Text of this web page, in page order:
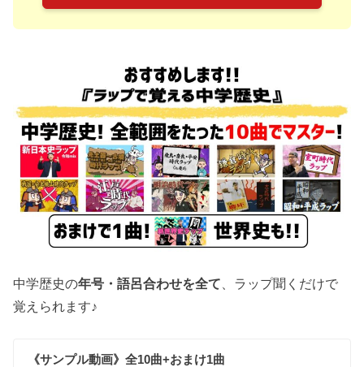
中学歴史の年号・語呂合わせを全て 、ラップ聞くだけで
覚えられます♪
《サンプル動画》全10曲+おまけ1曲